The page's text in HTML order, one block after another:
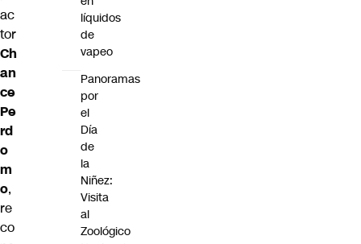
ac
tor
Ch
an
ce
Pe
rd
o
m
o,
re
co
líquidos
de
vapeo
Panoramas
por
el
Día
de
la
Niñez:
Visita
al
Zoológico